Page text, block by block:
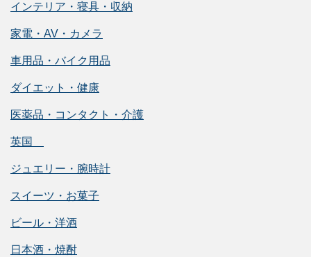
インテリア・寝具・収納
家電・AV・カメラ
車用品・バイク用品
ダイエット・健康
医薬品・コンタクト・介護
英国
ジュエリー・腕時計
スイーツ・お菓子
ビール・洋酒
日本酒・焼酎